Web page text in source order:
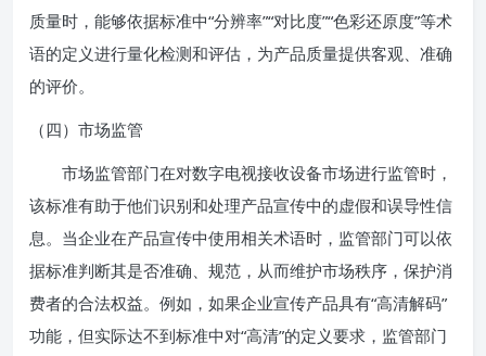
质量时，能够依据标准中“分辨率”“对比度”“色彩还原度”等术
语的定义进行量化检测和评估，为产品质量提供客观、准确
的评价。
（四）市场监管
市场监管部门在对数字电视接收设备市场进行监管时，
该标准有助于他们识别和处理产品宣传中的虚假和误导性信
息。当企业在产品宣传中使用相关术语时，监管部门可以依
据标准判断其是否准确、规范，从而维护市场秩序，保护消
费者的合法权益。例如，如果企业宣传产品具有“高清解码”
功能，但实际达不到标准中对“高清”的定义要求，监管部门